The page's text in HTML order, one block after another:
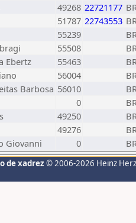
49268 22721177
51787 22743553
55239
55508
Ebertz 55463
56004
Barbosa 56010
0
49250
49276
Giovanni 0
de xadrez © 2006-2026 Heinz